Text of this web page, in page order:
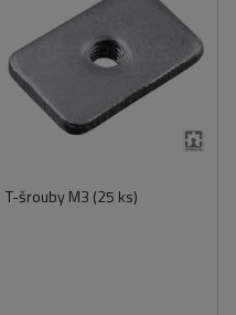
T-šrouby M3 (25 ks)